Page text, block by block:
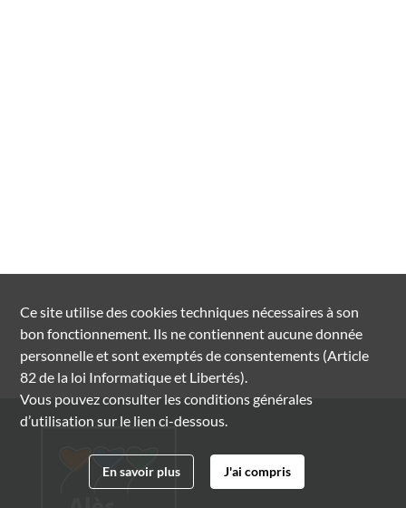
Ce site utilise descookiestechniques nécessaires à son
bon fonctionnement. Ils ne contiennent aucune donnée
personnelle et sont exemptés de consentements (Article
82 de la loi Informatique et Libertés).
Vous pouvez consulter les conditions générales
d’utilisation sur le lien ci-dessous.
En savoir plus J'ai compris